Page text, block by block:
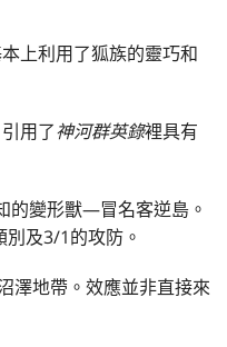
上利用了狐族的靈巧和
引用了神河群英錄裡具有
的變形獸—冒名客逆島。
及3/1的攻防。
澤地帶。效應並非直接來